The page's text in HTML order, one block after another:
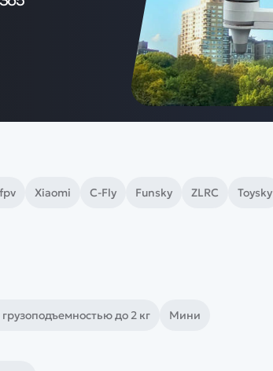
-30%
Xiaomi C-Fly Funsky ZLRC Toysky
до 2 кг Мини
Заказать звонок
соцсети: